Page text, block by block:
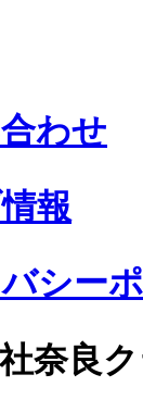
わせ
報
シー
奈良